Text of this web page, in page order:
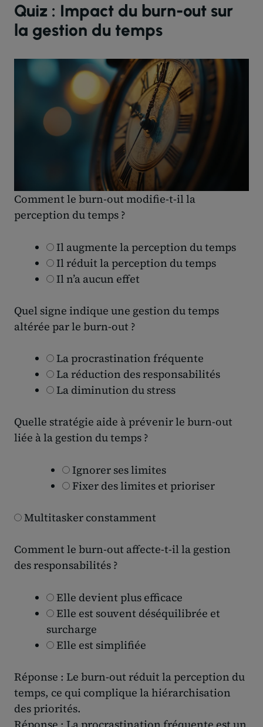
Quiz : Impact du burn-out sur
la gestion du temps
Comment le burn-out modifie-t-il la
perception du temps ?
Il augmente la perception du temps
Il réduit la perception du temps
Il n’a aucun effet
Quel signe indique une gestion du temps
altérée par le burn-out ?
La procrastination fréquente
La réduction des responsabilités
La diminution du stress
Quelle stratégie aide à prévenir le burn-out
liée à la gestion du temps ?
Ignorer ses limites
Fixer des limites et prioriser
Multitasker constamment
Comment le burn-out affecte-t-il la gestion
des responsabilités ?
Elle devient plus efficace
Elle est souvent déséquilibrée et
surcharge
Elle est simplifiée
Réponse : Le burn-out réduit la perception du
temps, ce qui complique la hiérarchisation
des priorités.